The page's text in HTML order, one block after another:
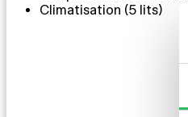
Climatisation (5 lits)